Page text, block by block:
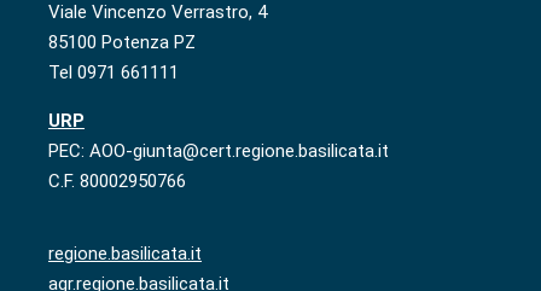
Viale Vincenzo Verrastro, 4
85100 Potenza PZ
Tel 0971 661111
URP
PEC: AOO-giunta@cert.regione.basilicata.it
C.F. 80002950766
regione.basilicata.it
agr.regione.basilicata.it